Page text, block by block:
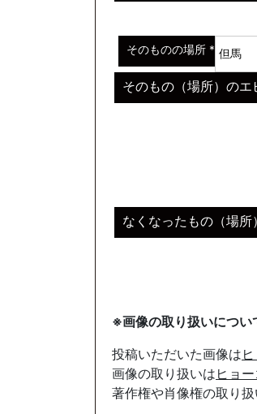
そのものの場所 *
そのもの（場所）のエ
なくなったもの（場所
※画像の取り扱いについ
投稿いただいた画像は
画像の取り扱いは ヒョ
著作権や肖像権の取り